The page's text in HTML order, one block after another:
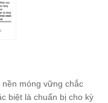
nền móng vững chắc
biệt là chuẩn bị cho kỳ